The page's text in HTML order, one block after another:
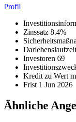
Profil
Zinssatz 8.4%
Darlehenslaufzeit
Investoren 69
Kredit zu Wert
Frist 1 Jun 2026
Ähnliche